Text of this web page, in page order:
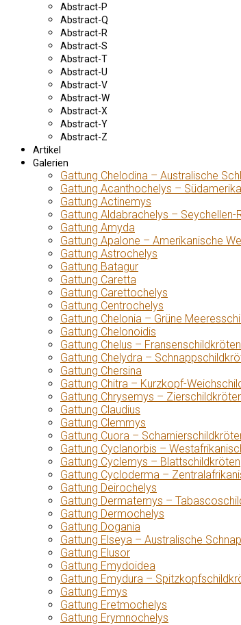
Abstract-P
Abstract-Q
Abstract-R
Abstract-S
Abstract-T
Abstract-U
Abstract-V
Abstract-W
Abstract-X
Abstract-Y
Abstract-Z
Artikel
Galerien
Gattung Chelodina – Australische
Gattung Acanthochelys –
Gattung Actinemys
Gattung Aldabrachelys – Seychellen-
Gattung Amyda
Gattung Apalone – Amerikanische
Gattung Astrochelys
Gattung Batagur
Gattung Caretta
Gattung Carettochelys
Gattung Centrochelys
Gattung Chelonia – Grüne
Gattung Chelonoidis
Gattung Chelus – Fransenschildkröten
Gattung Chelydra –
Gattung Chersina
Gattung Chitra – Kurzkopf-
Gattung Chrysemys –
Gattung Claudius
Gattung Clemmys
Gattung Cuora –
Gattung Cyclanorbis –
Gattung Cyclemys – Blattschildkröten
Gattung Cycloderma –
Gattung Deirochelys
Gattung Dermatemys –
Gattung Dermochelys
Gattung Dogania
Gattung Elseya – Australische
Gattung Elusor
Gattung Emydoidea
Gattung Emydura –
Gattung Emys
Gattung Eretmochelys
Gattung Erymnochelys